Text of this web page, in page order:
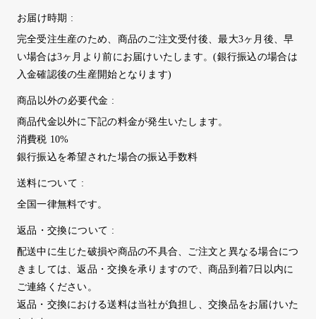
お届け時期 :
完全受注生産のため、商品のご注文受付後、最大3ヶ月後、早
い場合は3ヶ月より前にお届けいたします。(銀行振込の場合は
入金確認後の生産開始となります)
商品以外の必要代金 :
商品代金以外に下記の料金が発生いたします。
消費税 10%
銀行振込を希望された場合の振込手数料
送料について :
全国一律無料です。
返品・交換について :
配送中に生じた破損や商品の不具合、ご注文と異なる場合につ
きましては、返品・交換を承りますので、商品到着7日以内に
ご連絡ください。
返品・交換における送料は当社が負担し、交換品をお届けいた